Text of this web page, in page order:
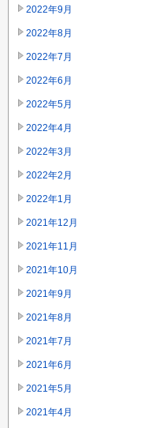
2022年9月
2022年8月
2022年7月
2022年6月
2022年5月
2022年4月
2022年3月
2022年2月
2022年1月
2021年12月
2021年11月
2021年10月
2021年9月
2021年8月
2021年7月
2021年6月
2021年5月
2021年4月